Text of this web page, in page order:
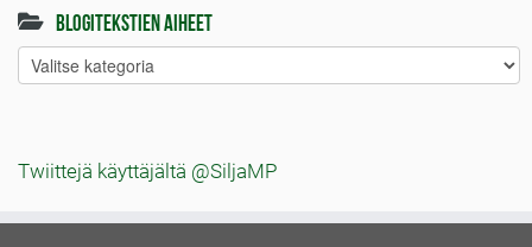
Blogitekstien aiheet
Blogitekstien
aiheet
Twiittejä käyttäjältä @SiljaMP